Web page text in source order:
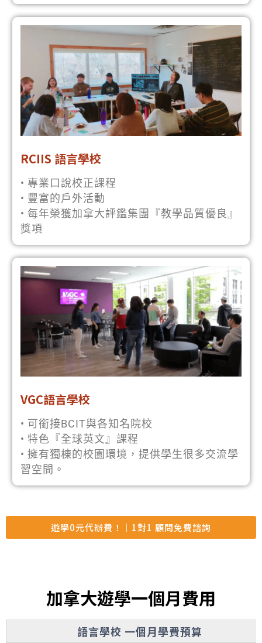
RCIIS 語言學校
• 專業口說校正課程
• 豐富的戶外活動
• 每年榮獲加拿大評鑑集團『教學品質優良』
獎項
VGC語言學校
• 可銜接BCIT與各知名院校
• 特色『全球英文』課程
• 擁有獨棟的校園環境，提供學生很多交流學
習空間。
遊學0元代辦費！｜1對1 顧問免費諮詢
加拿大遊學一個月費用
語言學校 一個月學費預算